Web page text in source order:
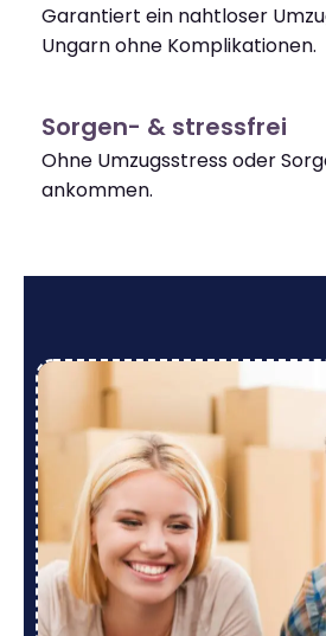
Garantiert ein nahtloser
Ungarn ohne Komplikationen.
Sorgen- & stressfrei
Ohne Umzugsstress oder
ankommen.